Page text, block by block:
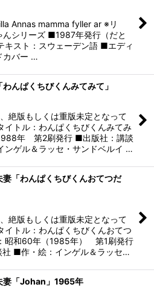
Annas mamma fyller ar ※リ
んシリーズ ■1987年発行（だと
キスト：スウェーデン語 ■エディ
カバー …
んぱくちびくんみてみて」
絶版もしくは重版未定となって
イトル：わんぱくちびくんみてみ
年 第2刷発行 ■出版社：講談
ンゲル＆ラッセ・サンドベルイ …
妻「わんぱくちびくんおてつだ
絶版もしくは重版未定となって
トル：わんぱくちびくんおてつ
昭和60年（1985年） 第1刷発行
■作・絵：インゲル＆ラッセ…
妻「Johan」1965年